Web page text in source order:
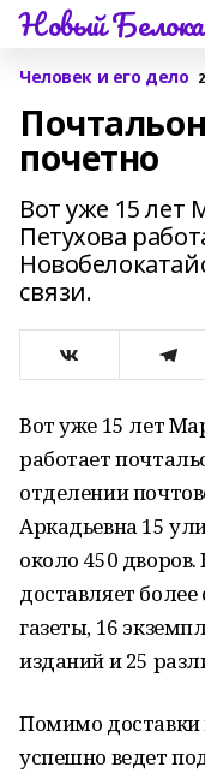
Новый
Человек и его дело
почетно
Вот уже 15 лет
Петухова
связи.
Вот уже 15 лет
работает
отделении
Аркадьевна 15
около 450
доставляет
газеты, 16
изданий и 25
Помимо доставки
успешно ведет